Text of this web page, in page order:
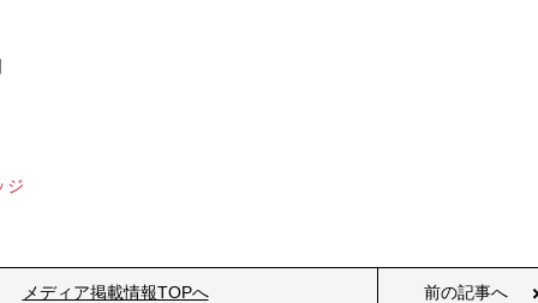
ジ
メディア掲載情報TOPへ 前の記事へ